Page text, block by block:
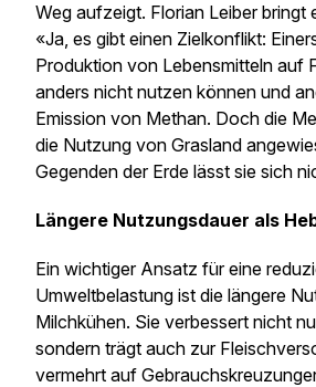
Weg aufzeigt. Florian Leiber bringt
«Ja, es gibt einen Zielkonflikt:
Produktion von Lebensmitteln auf
anders nicht nutzen können und
Emission von Methan. Doch die
die Nutzung von Grasland
Gegenden der Erde lässt sie sich
Längere Nutzungsdauer als
Ein wichtiger Ansatz für eine
Umweltbelastung ist die längere
Milchkühen. Sie verbessert nicht
sondern trägt auch zur
vermehrt auf